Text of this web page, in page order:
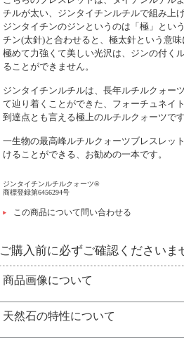
チルが太い、ジンタイチンルチルで組み上げ
ジンタイチンのジンというのは「極」とい
チン(太針)と合わせると、極太針という意味
極めて力強くて美しい光沢は、ジンの付く
ることができません。
ジンタイチンルチルは、長年ルチルクォー
て辿り着くことができた、フォーチュネイ
到達点とも言える極上のルチルクォーツです
一生物の最高峰ルチルクォーツブレスレッ
けることができる、お勧めの一本です。
ジンタイチンルチルクォーツ®
商標登録第6456294号
この商品について問い合わせる
ご購入前に必ずご確認くださいま
商品画像について
天然石の特性について